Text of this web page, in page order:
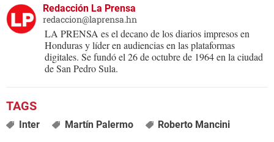
Redacción La Prensa
redaccion@laprensa.hn
LA PRENSA es el decano de los diarios impresos en
Honduras y líder en audiencias en las plataformas
digitales. Se fundó el 26 de octubre de 1964 en la ciudad
de San Pedro Sula.
Inter Martín Palermo Roberto Mancini